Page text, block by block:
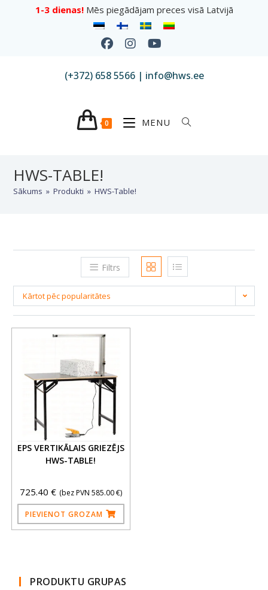
1-3 dienas!Mēs piegādājam preces visā Latvijā
(+372) 658 5566 | info@hws.ee
0 MENU
HWS-TABLE!
Sākums » Produkti » HWS-Table!
Filtrs
Kārtot pēc popularitātes
EPS VERTIKĀLAIS GRIEZĒJS
HWS-TABLE!
725.40 € (bez PVN 585.00€)
PIEVIENOT GROZAM
PRODUKTU GRUPAS